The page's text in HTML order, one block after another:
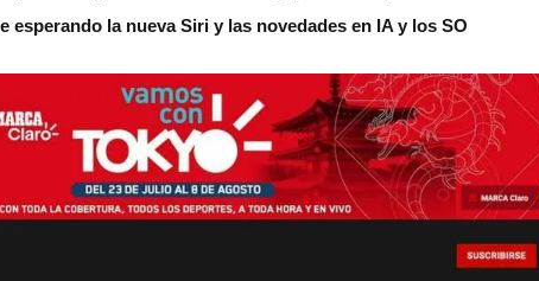
esperando la nueva Siri y las novedades en IA y los SO